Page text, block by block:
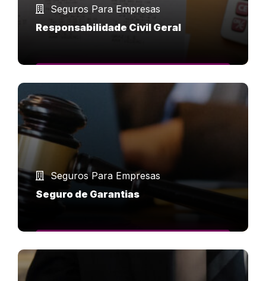
Seguros Para Empresas
Responsabilidade Civil Geral
Seguros Para Empresas
Seguro de Garantias